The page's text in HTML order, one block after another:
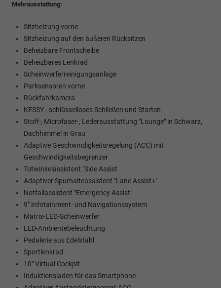
Mehrausstattung:
Sitzheizung vorne
Sitzheizung auf den äußeren Rücksitzen
Beheizbare Frontscheibe
Beheizbares Lenkrad
Scheinwerferreinigungsanlage
Parksensoren vorne
Rückfahrkamera
KESSY - schlüsselloses Schließen und Starten
Stoff-, Microfaser-, Lederausstattung "Lounge" in Schwarz,
Dachhimmel in Grau
Adaptive Geschwindigkeitsregelung (ACC) mit
Geschwindigkeitsbegrenzer
Totwinkelassistent "Side Assist
Adaptiver Spurhalteassistent "Lane Assist+"
Notfallassistent "Emergency Assist"
9" Infotainment- und Navigationssystem
Matrix-LED-Scheinwerfer
LED-Ambientebeleuchtung
Pedalerie aus Edelstahl
Sportlenkrad
10" Virtual Cockpit
Induktionsladen für das Smartphone